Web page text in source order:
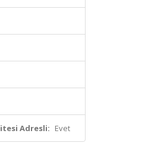
Adresli: Evet